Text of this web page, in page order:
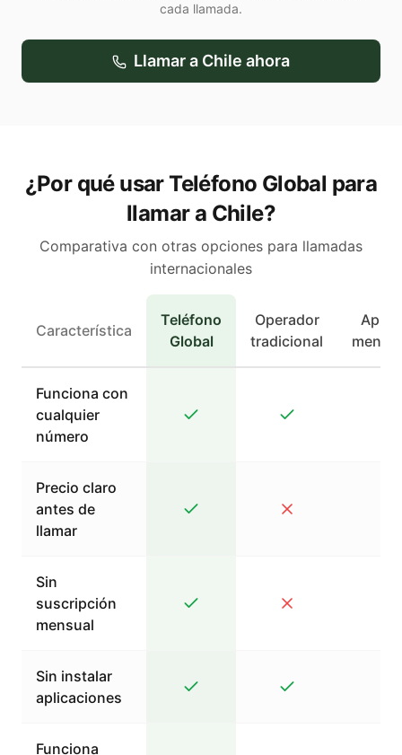
cada llamada.
Llamar a Chile ahora
¿Por qué usar Teléfono Global para
llamar a Chile?
Comparativa con otras opciones para llamadas
internacionales
Característica
Teléfono
Global
Operador
tradicional
Apps
Funciona con
cualquier
número
Precio claro
antes de
llamar
Sin
suscripción
mensual
Sin instalar
aplicaciones
Funciona